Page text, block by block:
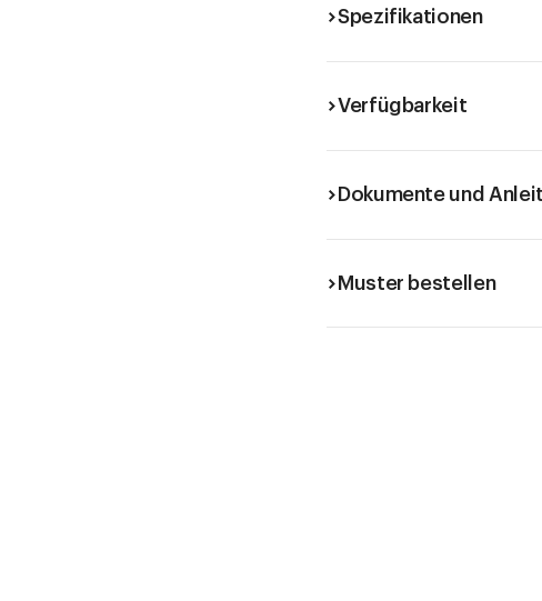
Spezifikationen
Verfügbarkeit
Dokumente und
Muster bestellen